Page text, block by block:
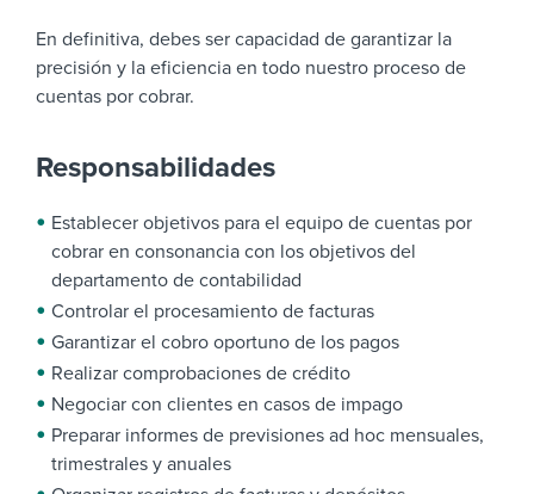
En definitiva, debes ser capacidad de garantizar la
precisión y la eficiencia en todo nuestro proceso de
cuentas por cobrar.
Responsabilidades
Establecer objetivos para el equipo de cuentas por
cobrar en consonancia con los objetivos del
departamento de contabilidad
Controlar el procesamiento de facturas
Garantizar el cobro oportuno de los pagos
Realizar comprobaciones de crédito
Negociar con clientes en casos de impago
Preparar informes de previsiones ad hoc mensuales,
trimestrales y anuales